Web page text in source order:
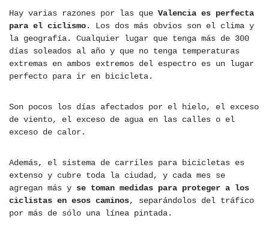
Hay varias razones por las que Valencia es perfecta
para el ciclismo. Los dos más obvios son el clima y
la geografía. Cualquier lugar que tenga más de 300
días soleados al año y que no tenga temperaturas
extremas en ambos extremos del espectro es un lugar
perfecto para ir en bicicleta.
Son pocos los días afectados por el hielo, el exceso
de viento, el exceso de agua en las calles o el
exceso de calor.
Además, el sistema de carriles para bicicletas es
extenso y cubre toda la ciudad, y cada mes se
agregan más y se toman medidas para proteger a los
ciclistas en esos caminos, separándolos del tráfico
por más de sólo una línea pintada.